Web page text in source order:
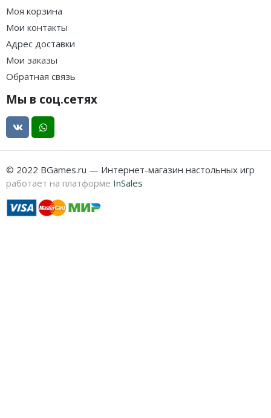
Моя корзина
Мои контакты
Адрес доставки
Мои заказы
Обратная связь
Мы в соц.сетях
© 2022 BGames.ru — Интернет-магазин настольных игр
работает на платформе InSales